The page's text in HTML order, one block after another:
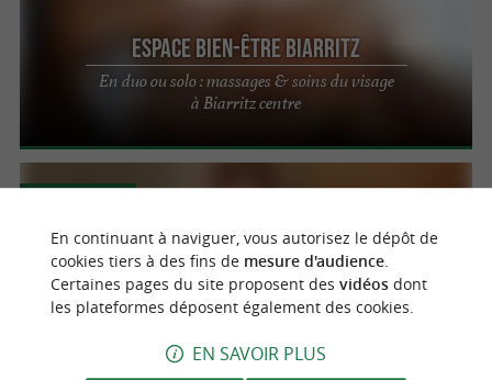
Espace Bien-être Biarritz
En duo ou solo : massages & soins du visage
à Biarritz centre
Institut Bio Grain de Soleil
Techniques naturelles et produits de qualité
pour votre bien-être à Bayonne
En continuant à naviguer, vous autorisez le dépôt de
cookies tiers à des fins de mesure d'audience.
Certaines pages du site proposent des vidéosdont
les plateformes déposent également des cookies.
EN SAVOIR PLUS